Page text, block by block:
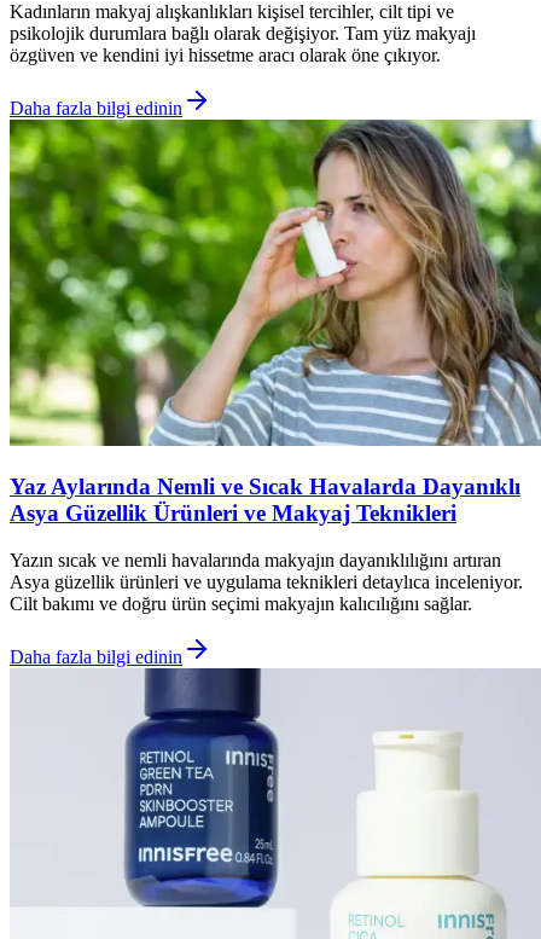
Kadınların makyaj alışkanlıkları kişisel tercihler, cilt tipi ve
psikolojik durumlara bağlı olarak değişiyor. Tam yüz makyajı
özgüven ve kendini iyi hissetme aracı olarak öne çıkıyor.
Daha fazla bilgi edinin
Yaz Aylarında Nemli ve Sıcak Havalarda Dayanıklı
Asya Güzellik Ürünleri ve Makyaj Teknikleri
Yazın sıcak ve nemli havalarında makyajın dayanıklılığını artıran
Asya güzellik ürünleri ve uygulama teknikleri detaylıca inceleniyor.
Cilt bakımı ve doğru ürün seçimi makyajın kalıcılığını sağlar.
Daha fazla bilgi edinin